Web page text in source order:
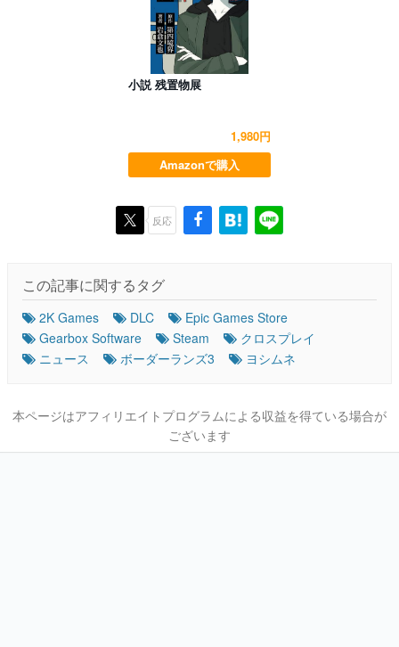
小説 残置物展
1,980円
Amazonで購入
反応
この記事に関するタグ
2K Games DLC
Epic Games Store
Gearbox Software
Steam
クロスプレイ
ニュース
ボーダーランズ3 ヨシムネ
本ページはアフィリエイトプログラムによる収益を得ている場合が
ございます